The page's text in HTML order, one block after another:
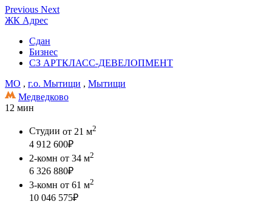
Previous Next
ЖК Адрес
Сдан
Бизнес
СЗ АРТКЛАСС-ДЕВЕЛОПМЕНТ
МО , г.о. Мытищи , Мытищи
Медведково
12 мин
Студии от 21 м2
4 912 600₽
2-комн от 34 м2
6 326 880₽
3-комн от 61 м2
10 046 575₽